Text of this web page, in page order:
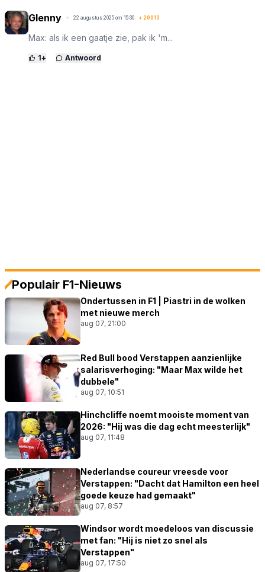
Glenny 22 augustus 2025 om 15:30 + 20013
Max: als ik een gaatje zie, pak ik 'm...
1+ Antwoord
Populair F1-Nieuws
Ondertussen in F1 | Piastri in de wolken
met nieuwe merch
aug 07, 21:00
Red Bull bood Verstappen aanzienlijke
salarisverhoging: "Maar Max wilde het
dubbele"
aug 07, 10:51
Hinchcliffe noemt mooiste moment van
2026: "Hij was die dag echt meesterlijk"
aug 07, 11:48
Nederlandse coureur vreesde voor
Verstappen: "Dacht dat Hamilton een heel
goede keuze had gemaakt"
aug 07, 8:57
Windsor wordt moedeloos van discussie
met fan: "Hij is niet zo snel als
Verstappen"
aug 07, 17:50